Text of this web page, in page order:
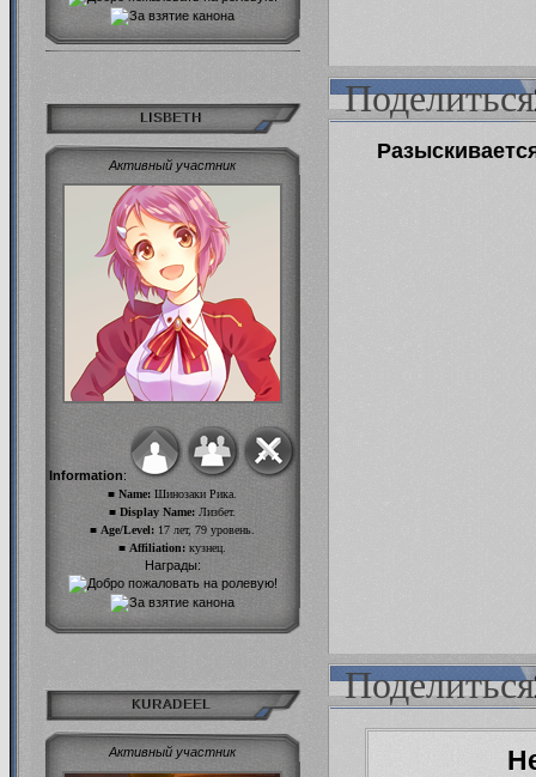
Поделиться
LISBETH
Активный участник
Information:
■ Name:Шинозаки Рика.
■ Display Name:Лизбет.
■ Age/Level:17 лет, 79 уровень.
■ Affiliation:кузнец.
Награды:
Поделиться
KURADEEL
Активный участник